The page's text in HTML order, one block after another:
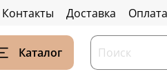
Контакты Доставка Оплата
Каталог